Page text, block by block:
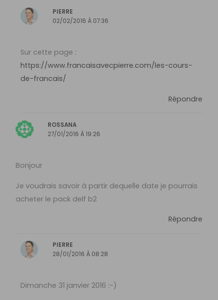
PIERRE
02/02/2016 À 07:36
Sur cette page :
https://www.francaisavecpierre.com/les-cours-
de-francais/
Répondre
ROSSANA
27/01/2016 À 19:26
Bonjour
Je voudrais savoir á partir dequelle date je pourrais
acheter le pack delf b2
Répondre
PIERRE
28/01/2016 À 08:28
Dimanche 31 janvier 2016 :-)